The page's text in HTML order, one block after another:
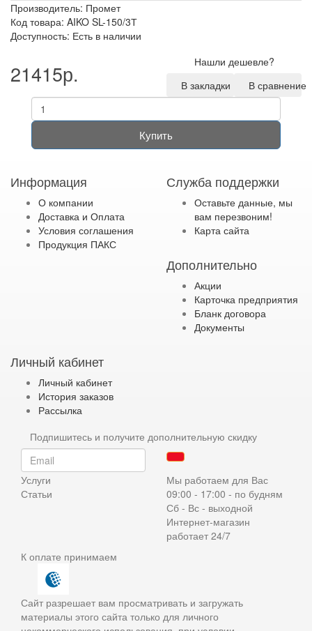
Производитель: Промет
Код товара: AIKO SL-150/3Т
Доступность: Есть в наличии
21415р.
Нашли дешевле?
В закладки
В сравнение
Купить
Информация
О компании
Доставка и Оплата
Условия соглашения
Продукция ПАКС
Служба поддержки
Оставьте данные, мы
вам перезвоним!
Карта сайта
Дополнительно
Акции
Карточка предприятия
Бланк договора
Документы
Личный кабинет
Личный кабинет
История заказов
Рассылка
Подпишитесь и получите дополнительную скидку
Услуги
Статьи
Мы работаем для Вас
09:00 - 17:00 - по будням
Сб - Вс - выходной
Интернет-магазин
работает 24/7
К оплате принимаем
Сайт разрешает вам просматривать и загружать
материалы этого сайта только для личного